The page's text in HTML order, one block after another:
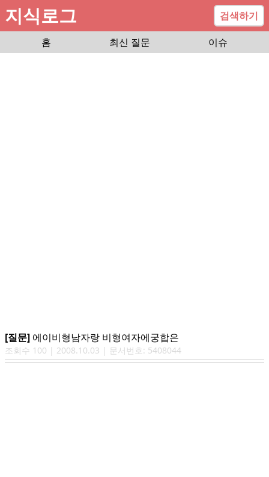
지식로그
검색하기
홈
최신 질문 이슈
[질문] 에이비형남자랑 비형여자에궁합은
조회수 100 | 2008.10.03 | 문서번호: 5408044